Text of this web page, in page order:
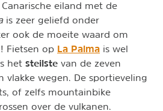
eiland met de
is zeer geliefd onder
ook de moeite waard om
Fietsen op La Palma is wel
het steilste van de zeven
vlakke wegen. De sportieveling
of zelfs mountainbike
over de vulkanen.